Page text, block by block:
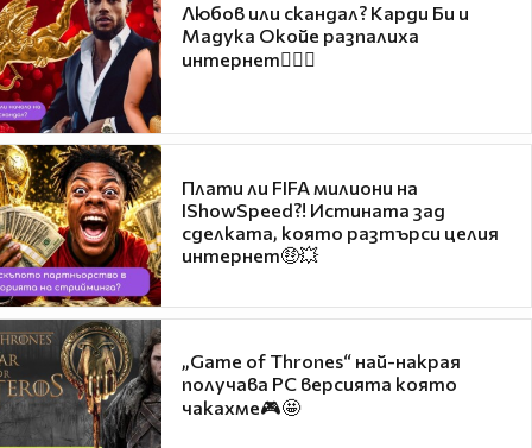
Любов или скандал? Карди Би и
Мадука Окойе разпалиха
интернет❤️‍🔥🔥
Плати ли FIFA милиони на
IShowSpeed?! Истината зад
сделката, която разтърси целия
интернет🤑💥
„Game of Thrones“ най-накрая
получава PC версията която
чакахме🎮🤩